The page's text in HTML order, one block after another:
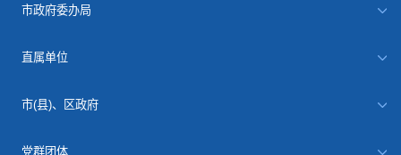
市政府委办局
直属单位
市(县)、区政府
党群团体